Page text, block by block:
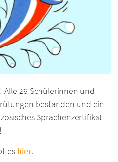
Alle 26 Schülerinnen und
bestanden und ein
Sprachenzertifikat
es hier.